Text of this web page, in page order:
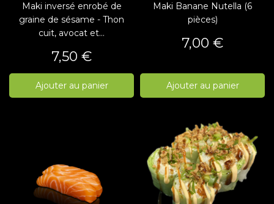
Maki inversé enrobé de
graine de sésame - Thon
cuit, avocat et...
Prix
7,50 €
Ajouter au panier
Maki Banane Nutella (6
pièces)
Prix
7,00 €
Ajouter au panier